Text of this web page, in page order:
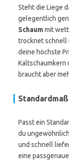
Steht die Liege
gelegentlich
Schaummit
trocknet schnell
deine höchste
Kaltschaumkern
braucht aber
Passt ein
du
und schnell
eine